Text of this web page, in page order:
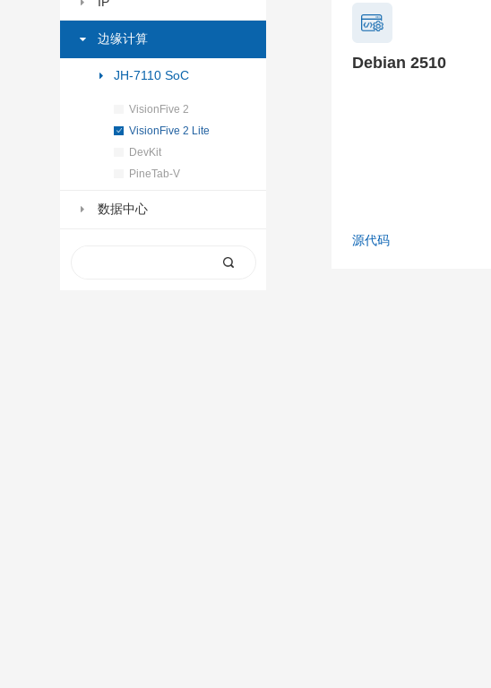
边缘计算
JH-7110 SoC
VisionFive 2
VisionFive 2 Lite
DevKit
PineTab-V
数据中心
Debian 2510
源代码